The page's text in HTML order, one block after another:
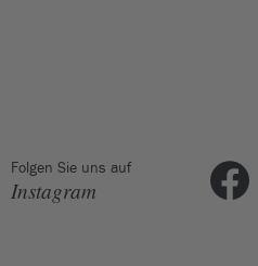
Folgen Sie uns auf
Instagram